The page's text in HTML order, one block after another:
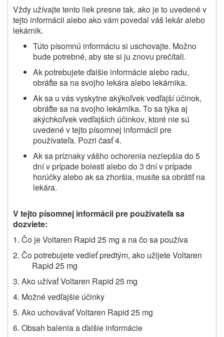
Vždy užívajte tento liek presne tak, ako je to uvedené v
tejto informácii alebo ako vám povedal váš lekár alebo
lekárnik.
Túto písomnú informáciu si uschovajte. Možno
bude potrebné, aby ste si ju znovu prečítali.
Ak potrebujete ďalšie informácie alebo radu,
obráťte sa na svojho lekára alebo lekárnika.
Ak sa u vás vyskytne akýkoľvek vedľajší účinok,
obráťte sa na svojho lekárnika. To sa týka aj
akýchkoľvek vedľajších účinkov, ktoré nie sú
uvedené v tejto písomnej informácii pre
používateľa. Pozri časť 4.
Ak sa príznaky vášho ochorenia nezlepšia do 5
dní v prípade bolesti alebo do 3 dní v prípade
horúčky alebo ak sa zhoršia, musíte sa obrátiť na
lekára.
V tejto písomnej informácii pre používateľa sa
dozviete:
1. Čo je Voltaren Rapid 25 mg a na čo sa používa
2. Čo potrebujete vedieťpredtým, ako užijete Voltaren
Rapid 25 mg
3. Ako užívať Voltaren Rapid 25 mg
4. Možné vedľajšie účinky
5. Ako uchovávať Voltaren Rapid 25 mg
6. Obsah balenia aďalšie informácie